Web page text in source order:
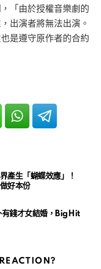
「由於授權音樂劇的
出演者將無法出演。
是遵守原作者的合約
產生「蝴蝶效應」！
好本份
有錢才女結婚，BigHit